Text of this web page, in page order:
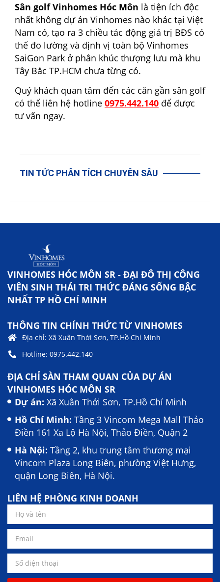
Sân golf Vinhomes Hóc Môn là tiện ích độc
nhất không dự án Vinhomes nào khác tại Việt
Nam có, tạo ra 3 chiều tác động giá trị BĐS có
thể đo lường và định vị toàn bộ Vinhomes
SaiGon Park ở phân khúc thượng lưu mà khu
Tây Bắc TP.HCM chưa từng có.
Quý khách quan tâm đến các căn gần sân golf
có thể liên hệ hotline 0975.442.140 để được
tư vấn ngay.
TIN TỨC PHÂN TÍCH CHUYÊN SÂU
VINHOMES HÓC MÔN SR - ĐẠI ĐÔ THỊ CÔNG
VIÊN SINH THÁI TRI THỨC ĐÁNG SỐNG BẬC
NHẤT TP HỒ CHÍ MINH
THÔNG TIN CHÍNH THỨC TỪ VINHOMES
Địa chỉ: Xã Xuân Thới Sơn, TP.Hồ Chí Minh
Hotline: 0975.442.140
ĐỊA CHỈ SÀN THAM QUAN CỦA DỰ ÁN
VINHOMES HÓC MÔN SR
Dự án: Xã Xuân Thới Sơn, TP.Hồ Chí Minh
Hồ Chí Minh: Tầng 3 Vincom Mega Mall Thảo
Điền 161 Xa Lộ Hà Nội, Thảo Điền, Quận 2
Hà Nội: Tầng 2, khu trung tâm thương mại
Vincom Plaza Long Biên, phường Việt Hưng,
quận Long Biên, Hà Nội.
LIÊN HỆ PHÒNG KINH DOANH